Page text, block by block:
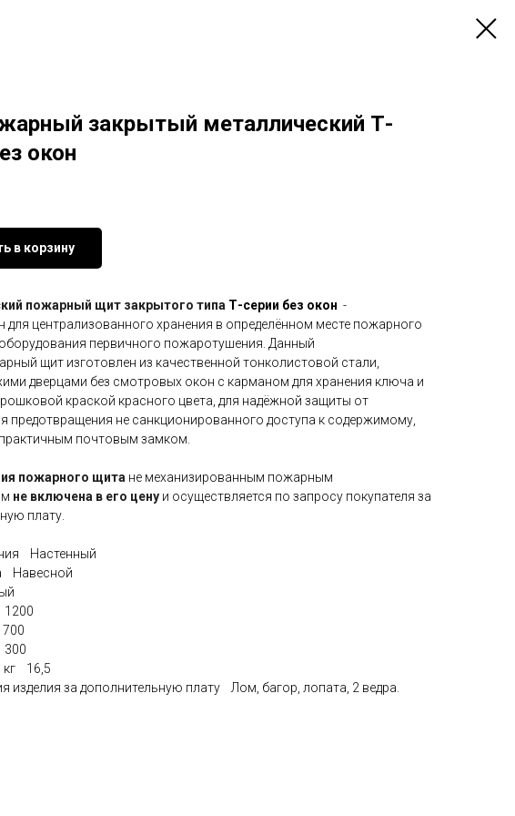
закрытый металлический Т-
окон
в корзину
пожарный щит закрытого типа Т-серии без окон -
для централизованного хранения в определённом месте пожарного
первичного пожаротушения. Данный
щит изготовлен из качественной тонколистовой стали,
дверцами без смотровых окон с карманом для хранения ключа и
краской красного цвета, для надёжной защиты от
предотвращения не санкционированного доступа к содержимому,
почтовым замком.
пожарного щита не механизированным пожарным
не включена в его цену и осуществляется по запросу покупателя за
плату.
Настенный
Навесной
300
кг 16,5
изделия за дополнительную плату Лом, багор, лопата, 2 ведра.